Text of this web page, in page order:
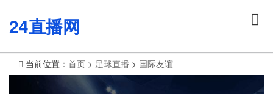
24直播网
当前位置： 首页 > 足球直播 > 国际友谊